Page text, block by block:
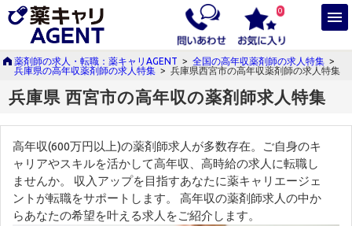
0
薬剤師の求人・転職：薬キャリAGENT > 全国の高年収薬剤師の求人特集 >
兵庫県の高年収薬剤師の求人特集 > 兵庫県西宮市の高年収薬剤師の求人特集
兵庫県 西宮市の高年収の薬剤師求人特集
高年収(600万円以上)の薬剤師求人が多数存在。ご自身のキ
ャリアやスキルを活かして高年収、高時給の求人に転職し
ませんか。 収入アップを目指すあなたに薬キャリエージェ
ントが転職をサポートします。 高年収の薬剤師求人の中か
らあなたの希望を叶える求人をご紹介します。